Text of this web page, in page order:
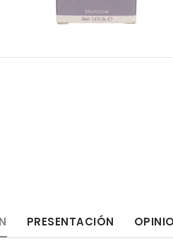
PRESENTACIÓN